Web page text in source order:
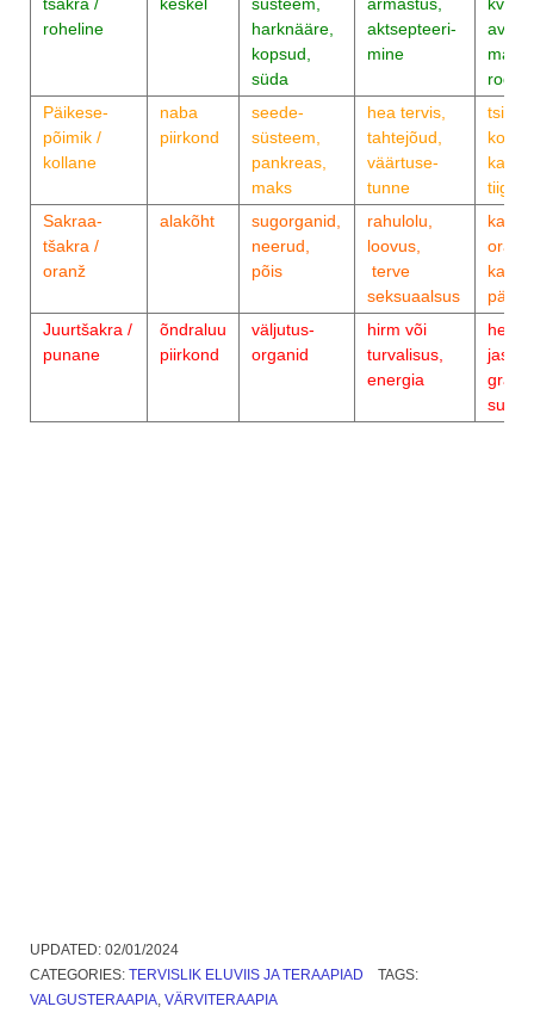
tšakra /
roheline
keskel
süsteem,
harknääre,
kopsud,
süda
armastus,
aktsepteeri-
mine
Päikese-
põimik /
kollane
naba
piirkond
seede-
süsteem,
pankreas,
maks
hea tervis,
tahtejõud,
väärtuse-
tunne
Sakraa-
tšakra /
oranž
alakõht
sugorganid,
neerud,
põis
rahulolu,
loovus,
terve
seksuaalsus
oranž
Juurtšakra /
punane
õndraluu
piirkond
väljutus-
organid
hirm või
turvalisus,
energia
jaspis,
UPDATED: 02/01/2024
CATEGORIES: TERVISLIK ELUVIIS JA TERAAPIAD
TAGS:
VALGUSTERAAPIA, VÄRVITERAAPIA